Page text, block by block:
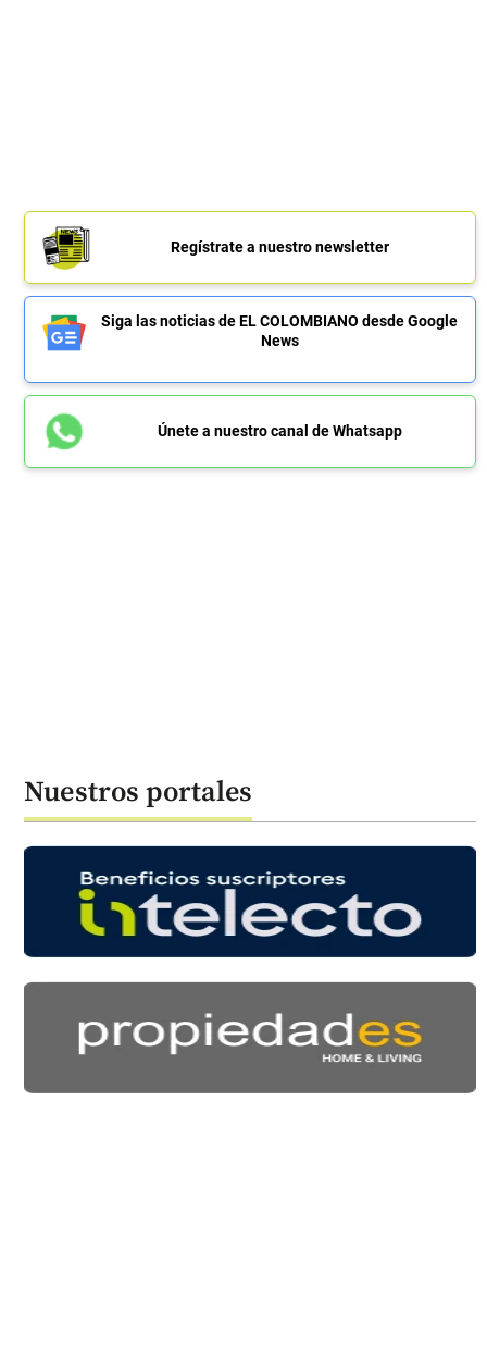
Regístrate a nuestro newsletter
Siga las noticias de EL COLOMBIANO desde Google
News
Únete a nuestro canal de Whatsapp
Nuestros portales